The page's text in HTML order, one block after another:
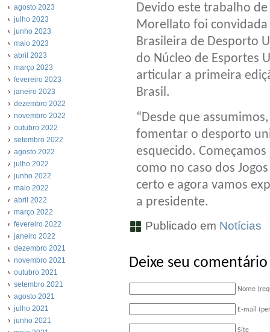
agosto 2023
julho 2023
junho 2023
maio 2023
abril 2023
março 2023
fevereiro 2023
janeiro 2023
dezembro 2022
novembro 2022
outubro 2022
setembro 2022
agosto 2022
julho 2022
junho 2022
maio 2022
abril 2022
março 2022
fevereiro 2022
janeiro 2022
dezembro 2021
novembro 2021
outubro 2021
setembro 2021
agosto 2021
julho 2021
junho 2021
Devido este trabalho
Morellato foi
Brasileira de Desporto
do Núcleo de Esportes
articular a primeira
Brasil.
“Desde que
fomentar o desporto
esquecido.
como no caso dos
certo e agora vamos
a presidente.
Publicado em Notícias
Deixe seu comentário
Nome
E-mail
Site